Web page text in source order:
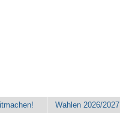
Wahlen 2026/2027